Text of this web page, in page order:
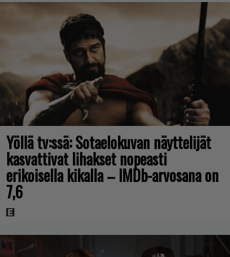
Yöllä tv:ssä: Sotaelokuvan näyttelijät
kasvattivat lihakset nopeasti
erikoisella kikalla – IMDb-arvosana on
7,6